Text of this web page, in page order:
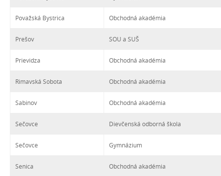
Považská Bystrica Obchodná akadémia
Prešov SOU a SUŠ
Prievidza Obchodná akadémia
Rimavská Sobota Obchodná akadémia
Sabinov Obchodná akadémia
Sečovce Dievčenská odborná škola
Sečovce Gymnázium
Senica Obchodná akadémia